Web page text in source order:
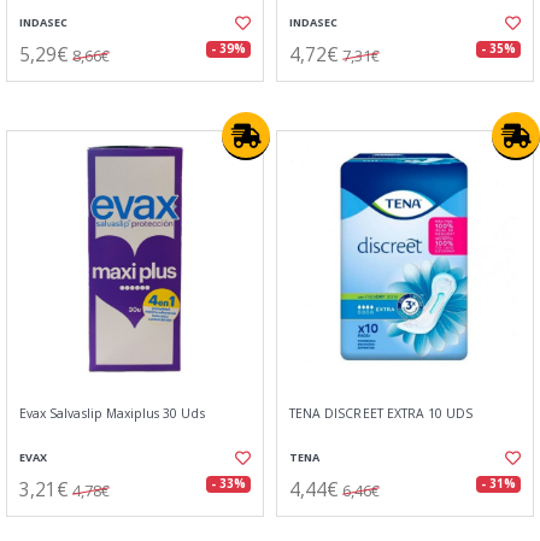
INDASEC
5,29€ 8,66€ - 39%
INDASEC
4,72€ 7,31€ - 35%
Evax Salvaslip Maxiplus 30 Uds
EVAX
3,21€ 4,78€ - 33%
TENA DISCREET EXTRA 10 UDS
TENA
4,44€ 6,46€ - 31%